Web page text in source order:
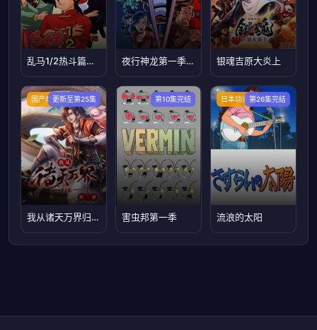
乱马1/2热斗篇国语版 夜行神龙第一季国语版 银魂吉原大炎上
国产动漫更新至第25集
我从诸天万界归来第二季
第10集完结
害虫邦第一季
日本动漫 第26集完结
流浪的太阳